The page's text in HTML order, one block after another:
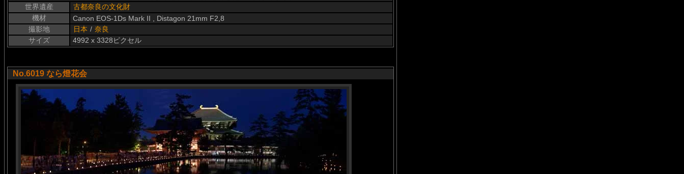
世界遺産
古都奈良の文化財
機材
Canon EOS-1Ds Mark II , Distagon 21mm F2,8
撮影地
日本 / 奈良
サイズ
4992 x 3328ピクセル
No.6019 なら燈花会